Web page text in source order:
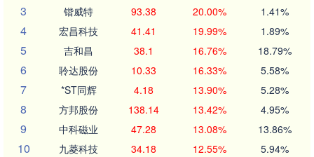
3 锴威特 93.38 20.00% 1.41%
4 宏昌科技 41.41 19.99% 1.89%
5 吉和昌 38.1 16.76% 18.79%
6 聆达股份 10.33 16.33% 5.58%
7 *ST同辉 4.18 13.90% 5.28%
8 方邦股份 138.14 13.42% 4.95%
9 中科磁业 47.28 13.08% 13.86%
10 九菱科技 34.18 12.55% 5.94%